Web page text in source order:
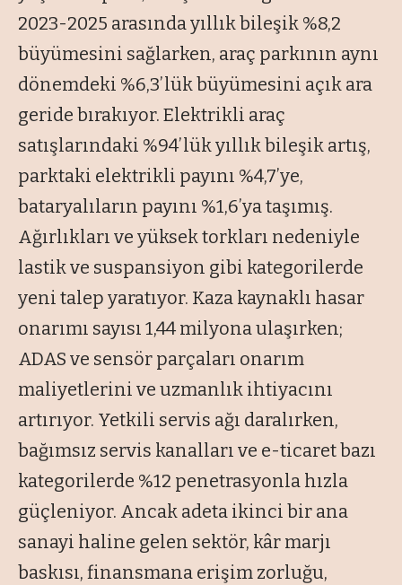
2023-2025 arasında yıllık bileşik %8,2
büyümesini sağlarken, araç parkının aynı
dönemdeki %6,3’lük büyümesini açık ara
geride bırakıyor. Elektrikli araç
satışlarındaki %94’lük yıllık bileşik artış,
parktaki elektrikli payını %4,7’ye,
bataryalıların payını %1,6’ya taşımış.
Ağırlıkları ve yüksek torkları nedeniyle
lastik ve suspansiyon gibi kategorilerde
yeni talep yaratıyor. Kaza kaynaklı hasar
onarımı sayısı 1,44 milyona ulaşırken;
ADAS ve sensör parçaları onarım
maliyetlerini ve uzmanlık ihtiyacını
artırıyor. Yetkili servis ağı daralırken,
bağımsız servis kanalları ve e-ticaret bazı
kategorilerde %12 penetrasyonla hızla
güçleniyor. Ancak adeta ikinci bir ana
sanayi haline gelen sektör, kâr marjı
baskısı, finansmana erişim zorluğu,